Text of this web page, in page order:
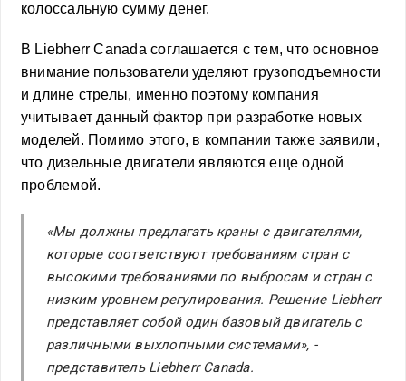
колоссальную сумму денег.
В Liebherr Canada соглашается с тем, что основное
внимание пользователи уделяют грузоподъемности
и длине стрелы, именно поэтому компания
учитывает данный фактор при разработке новых
моделей. Помимо этого, в компании также заявили,
что дизельные двигатели являются еще одной
проблемой.
«Мы должны предлагать краны с двигателями,
которые соответствуют требованиям стран с
высокими требованиями по выбросам и стран с
низким уровнем регулирования. Решение Liebherr
представляет собой один базовый двигатель с
различными выхлопными системами», -
представитель Liebherr Canada.